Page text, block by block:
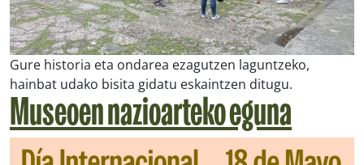
Gure historia eta ondarea ezagutzen laguntzeko,
hainbat udako bisita gidatu eskaintzen ditugu.
Museoen nazioarteko eguna